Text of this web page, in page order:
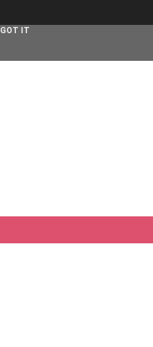
GOT IT